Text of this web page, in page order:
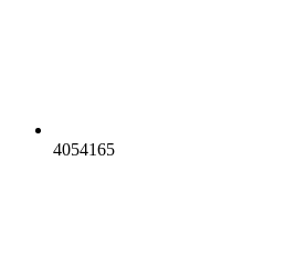
4054165